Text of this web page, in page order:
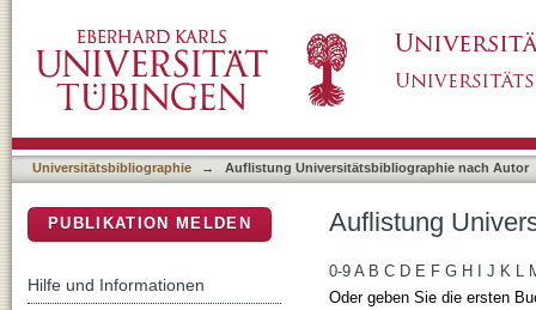
Universitätsbibliographie → Auflistung Universitätsbibliographie nach Autor
Auflistung
0-9 A B C D E F G H J K L
Oder geben Sie die ersten
PUBLIKATION MELDEN
Hilfe und Informationen